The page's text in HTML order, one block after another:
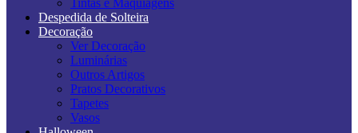
Tintas e Maquiagens
Despedida de Solteira
Decoração
Ver Decoração
Luminárias
Outros Artigos
Pratos Decorativos
Tapetes
Vasos